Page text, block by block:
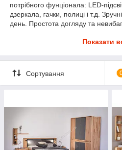
потрібного фунціонала: LED-
дзеркала, гачки, полиці і т.д.
день. Простота догляду та
Глорія прямо зараз!
Показати
Сортування